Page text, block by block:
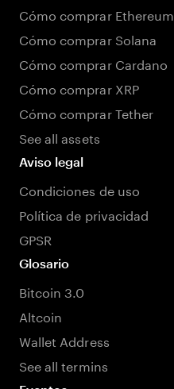
Cómo comprar Ethereum
Cómo comprar Solana
Cómo comprar Cardano
Cómo comprar XRP
Cómo comprar Tether
See all assets
Aviso legal
Condiciones de uso
Política de privacidad
GPSR
Glosario
Bitcoin 3.0
Altcoin
Wallet Address
See all termins